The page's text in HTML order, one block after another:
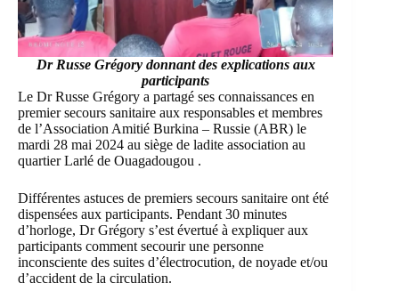
Dr Russe Grégory donnant des explications aux
participants
Le Dr Russe Grégory a partagé ses connaissances en
premier secours sanitaire aux responsables et membres
de l’Association Amitié Burkina – Russie (ABR) le
mardi 28 mai 2024 au siège de ladite association au
quartier Larlé de Ouagadougou .
Différentes astuces de premiers secours sanitaire ont été
dispensées aux participants. Pendant 30 minutes
d’horloge, Dr Grégory s’est évertué à expliquer aux
participants comment secourir une personne
inconsciente des suites d’électrocution, de noyade et/ou
d’accident de la circulation.